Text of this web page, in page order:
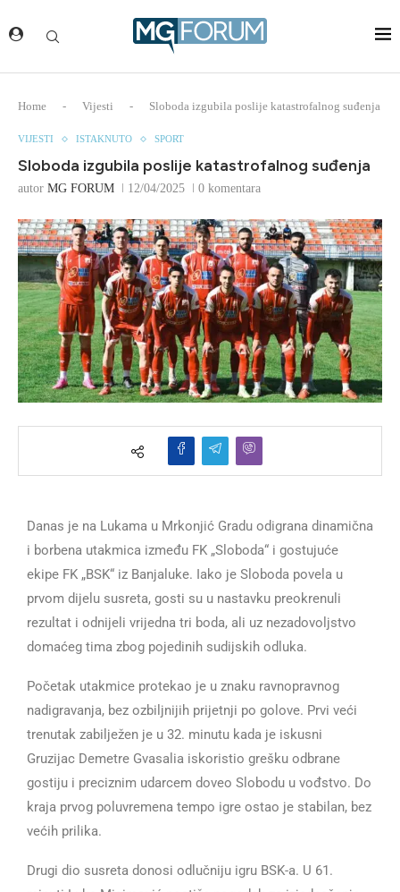
Home - Vijesti - Sloboda izgubila poslije katastrofalnog suđenja
VIJESTI ISTAKNUTO SPORT
Sloboda izgubila poslije katastrofalnog suđenja
autor MG FORUM 12/04/2025 0 komentara
Danas je na Lukama u Mrkonjić Gradu odigrana dinamična
i borbena utakmica između FK „Sloboda“ i gostujuće
ekipe FK „BSK“ iz Banjaluke. Iako je Sloboda povela u
prvom dijelu susreta, gosti su u nastavku preokrenuli
rezultat i odnijeli vrijedna tri boda, ali uz nezadovoljstvo
domaćeg tima zbog pojedinih sudijskih odluka.
Početak utakmice protekao je u znaku ravnopravnog
nadigravanja, bez ozbiljnijih prijetnji po golove. Prvi veći
trenutak zabilježen je u 32. minutu kada je iskusni
Gruzijac Demetre Gvasalia iskoristio grešku odbrane
gostiju i preciznim udarcem doveo Slobodu u vođstvo. Do
kraja prvog poluvremena tempo igre ostao je stabilan, bez
većih prilika.
Drugi dio susreta donosi odlučniju igru BSK-a. U 61.